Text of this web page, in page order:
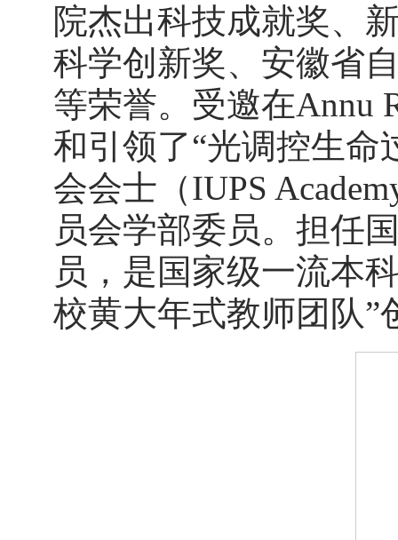
院杰出科技成就奖、
科学创新奖、安徽省
等荣誉。受邀在Annu
和引领了“光调控生命
会会士（IUPS
员会学部委员。担任
员，是国家级一流本
校黄大年式教师团队”